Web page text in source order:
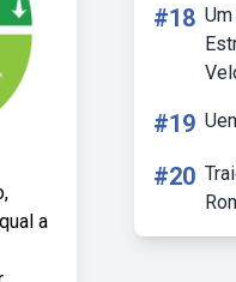
a
#18
#19
#20